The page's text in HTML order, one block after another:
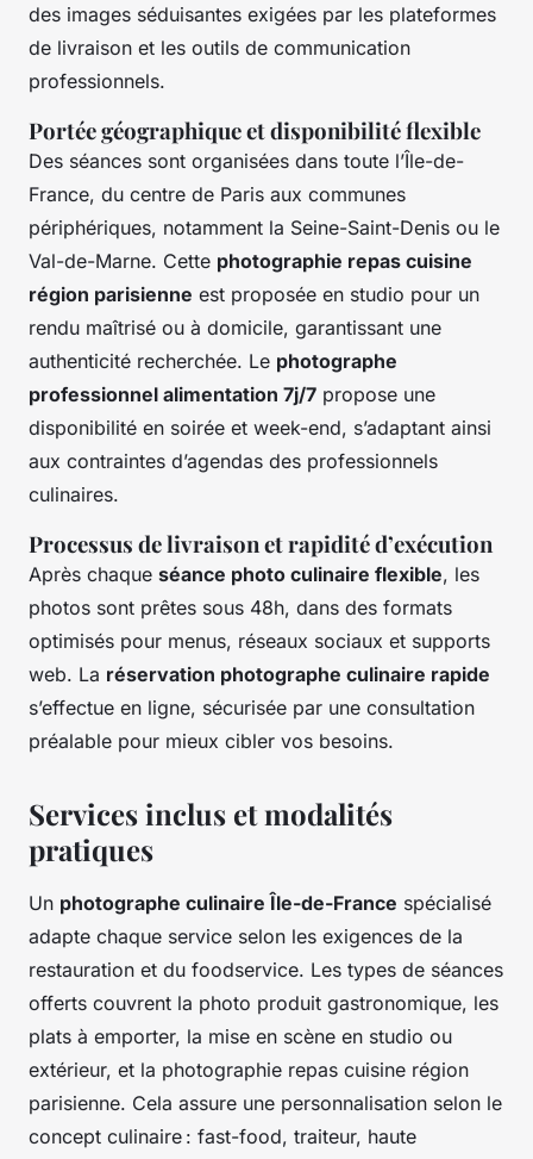
des images séduisantes exigées par les plateformes
de livraison et les outils de communication
professionnels.
Portée géographique et disponibilité flexible
Des séances sont organisées dans toute l’Île-de-
France, du centre de Paris aux communes
périphériques, notamment la Seine-Saint-Denis ou le
Val-de-Marne. Cette photographie repas cuisine
région parisienne est proposée en studio pour un
rendu maîtrisé ou à domicile, garantissant une
authenticité recherchée. Le photographe
professionnel alimentation 7j/7 propose une
disponibilité en soirée et week-end, s’adaptant ainsi
aux contraintes d’agendas des professionnels
culinaires.
Processus de livraison et rapidité d’exécution
Après chaque séance photo culinaire flexible, les
photos sont prêtes sous 48h, dans des formats
optimisés pour menus, réseaux sociaux et supports
web. La réservation photographe culinaire rapide
s’effectue en ligne, sécurisée par une consultation
préalable pour mieux cibler vos besoins.
Services inclus et modalités
pratiques
Un photographe culinaire Île-de-France spécialisé
adapte chaque service selon les exigences de la
restauration et du foodservice. Les types de séances
offerts couvrent la photo produit gastronomique, les
plats à emporter, la mise en scène en studio ou
extérieur, et la photographie repas cuisine région
parisienne. Cela assure une personnalisation selon le
concept culinaire : fast-food, traiteur, haute